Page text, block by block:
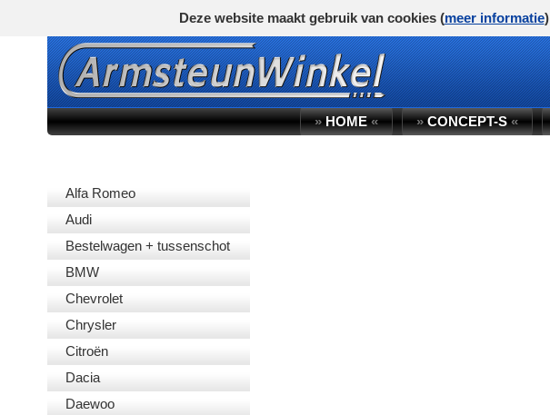
»HOME« »CONCEPT-S«
Alfa Romeo
Audi
Bestelwagen + tussenschot
BMW
Chevrolet
Chrysler
Citroën
Dacia
Daewoo
Deze website maakt gebruik van cookies (meer informatie)